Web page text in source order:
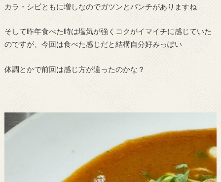
カラ・シビともに増しなのでガツンとパンチがありますね
そして昨年食べた時は塩気が強くコクがイマイチに感じていた
のですが、今回は食べた感じだと結構自分好みっぽい
体調とかで前回は感じ方が違ったのかな？